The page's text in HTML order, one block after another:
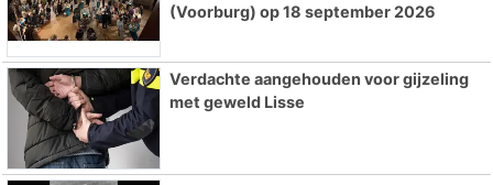
(Voorburg) op 18 september 2026
Verdachte aangehouden voor gijzeling
met geweld Lisse